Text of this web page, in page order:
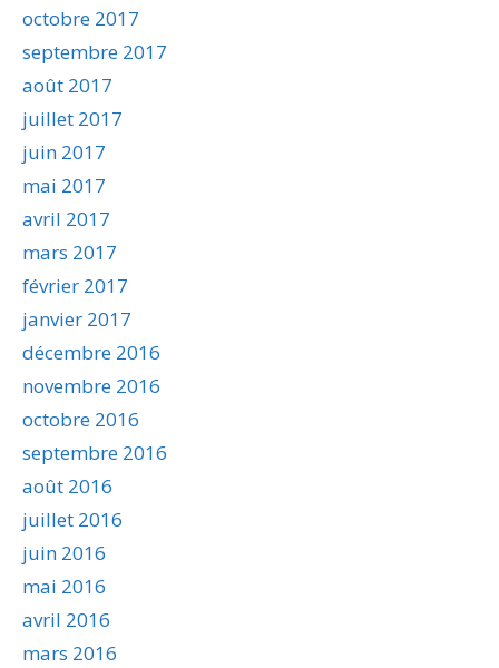
octobre 2017
septembre 2017
août 2017
juillet 2017
juin 2017
mai 2017
avril 2017
mars 2017
février 2017
janvier 2017
décembre 2016
novembre 2016
octobre 2016
septembre 2016
août 2016
juillet 2016
juin 2016
mai 2016
avril 2016
mars 2016